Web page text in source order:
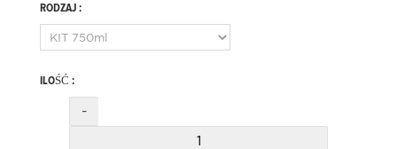
RODZAJ :
ILOŚĆ :
-